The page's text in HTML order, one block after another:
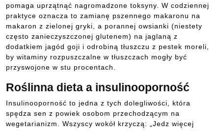
pomaga uprzątnąć nagromadzone toksyny. W codziennej
praktyce oznacza to zamianę pszennego makaronu na
makaron z zielonej gryki, a porannej owsianki (niestety
często zanieczyszczonej glutenem) na jaglaną z
dodatkiem jagód goji i odrobiną tłuszczu z pestek moreli,
by witaminy rozpuszczalne w tłuszczach mogły być
przyswojone w stu procentach.
Roślinna dieta a insulinooporność
Insulinooporność to jedna z tych dolegliwości, która
spędza sen z powiek osobom przechodzącym na
wegetarianizm. Wszyscy wokół krzyczą: „Jedz więcej